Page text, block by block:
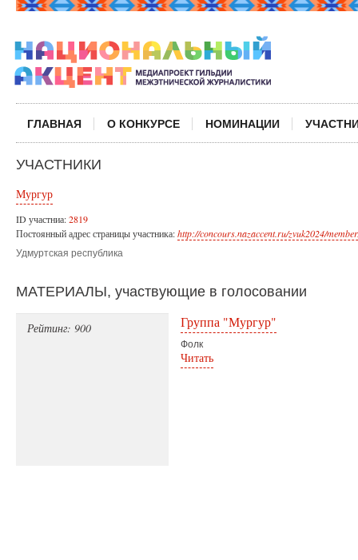
ГЛАВНАЯ О КОНКУРСЕ НОМИНАЦИИ
УЧАСТНИКИ
Мургур
ID участниа:2819
Постоянный адрес страницы участника:http://concours.nazaccent.ru/zvuk2024/
Удмуртская республика
МАТЕРИАЛЫ, участвующие в голосовании
Рейтинг: 900 Группа "Мургур"
Фолк
Читать